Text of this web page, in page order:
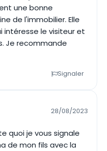
une bonne
de l'immobilier. Elle
intéresse le visiteur et
Je recommande
Signaler
28/08/2023
quoi je vous signale
de mon fils avec la